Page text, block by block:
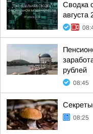
Сводка
августа
рублей
08:45
08:25